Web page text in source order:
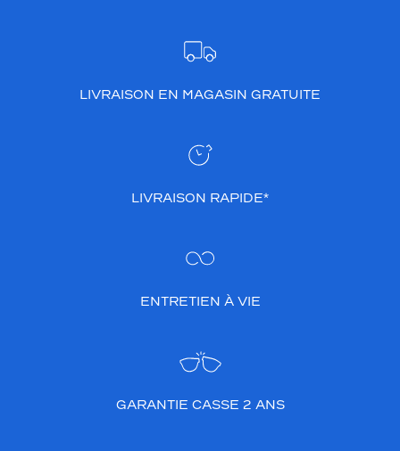
LIVRAISON EN MAGASIN GRATUITE
LIVRAISON RAPIDE*
ENTRETIEN À VIE
GARANTIE CASSE 2 ANS